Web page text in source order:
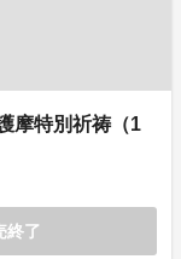
摩特別祈祷（1
終了